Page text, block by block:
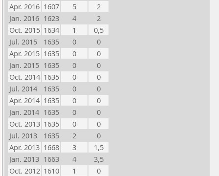
Apr. 2016 1607 5
2
Jan. 2016 1623 4
2
Oct. 2015 1634 1
0,5
Jul. 2015
1635 0
0
Apr. 2015 1635 0
0
Jan. 2015 1635 0
0
Oct. 2014 1635 0
0
Jul. 2014
1635 0
0
Apr. 2014 1635 0
0
Jan. 2014 1635 0
0
Oct. 2013 1635 0
0
Jul. 2013
1635 2
0
Apr. 2013 1668 3
1,5
Jan. 2013 1663 4
3,5
Oct. 2012 1610 1
0